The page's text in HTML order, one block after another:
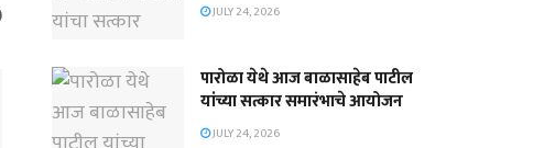
JULY 24, 2026
पारोळा येथे आज बाळासाहेब पाटील
यांच्या सत्कार समारंभाचे आयोजन
JULY 24, 2026